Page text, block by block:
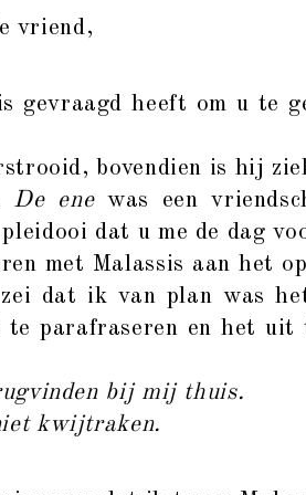
vriend,
heeft om u te
bovendien is hij
De enewas een
dat u me de dag
met Malassis aan het
dat ik van plan was
parafraseren en het uit
bij mij thuis.
kwijtraken.